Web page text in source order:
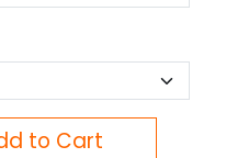
to Cart